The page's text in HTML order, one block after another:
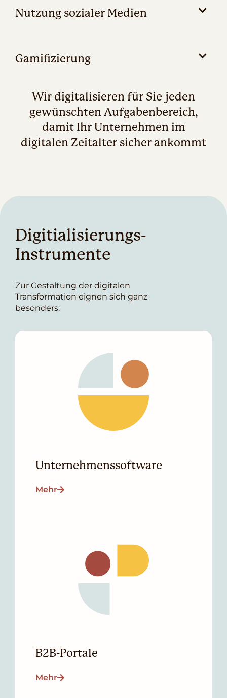
Nutzung sozialer Medien
Gamifizierung
Wir digitalisieren für Sie jeden
gewünschten Aufgabenbereich,
damit Ihr Unternehmen im
digitalen Zeitalter sicher ankommt
Digitialisierungs-
Instrumente
Zur Gestaltung der digitalen
Transformation eignen sich ganz
besonders:
Unternehmenssoftware
Mehr
B2B-Portale
Mehr